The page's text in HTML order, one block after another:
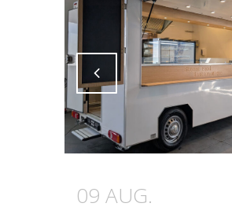
Attiva comando
09 AUG.